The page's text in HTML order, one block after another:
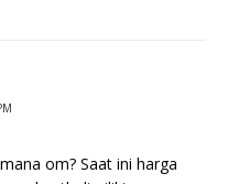
om? Saat ini harga